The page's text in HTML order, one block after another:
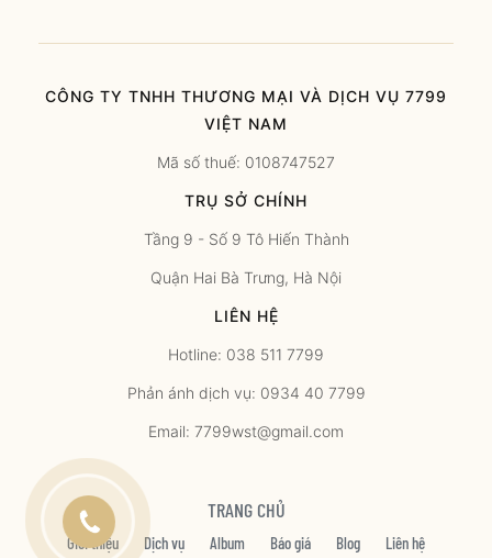
CÔNG TY TNHH THƯƠNG MẠI VÀ DỊCH VỤ 7799
VIỆT NAM
Mã số thuế: 0108747527
TRỤ SỞ CHÍNH
Tầng 9 - Số 9 Tô Hiến Thành
Quận Hai Bà Trưng, Hà Nội
LIÊN HỆ
Hotline: 038 511 7799
Phản ánh dịch vụ: 0934 40 7799
Email: 7799wst@gmail.com
TRANG CHỦ
Giới thiệu Dịch vụ Album Báo giá Blog Liên hệ